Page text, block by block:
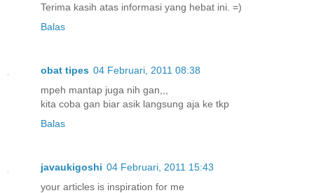
Terima kasih atas informasi yang hebat ini. =)
Balas
obat tipes 04 Februari, 2011 08:38
mpeh mantap juga nih gan,,,
kita coba gan biar asik langsung aja ke tkp
Balas
javaukigoshi 04 Februari, 2011 15:43
your articles is inspiration for me